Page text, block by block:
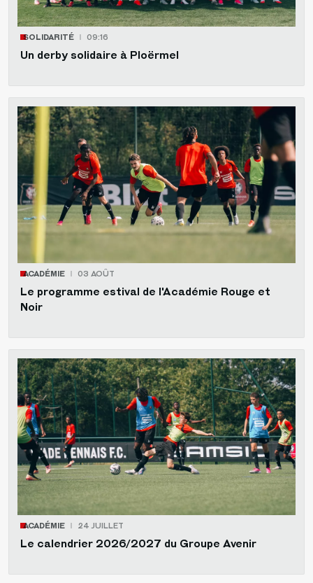
SOLIDARITÉ 09:16
Un derby solidaire à Ploërmel
ACADÉMIE 03 AOÛT
Le programme estival de l'Académie Rouge et
Noir
ACADÉMIE 24 JUILLET
Le calendrier 2026/2027 du Groupe Avenir